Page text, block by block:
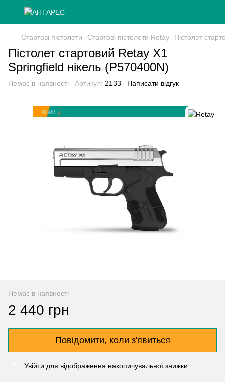
Стартові пістолети Стартові пістолети Retay Пістолет
Пістолет стартовий Retay X1
Springfield нікель (P570400N)
Немає в наявності Артикул: 2133 Написати відгук
Немає в наявності
2 440 грн
Повідомити, коли з'явиться
Увійти для відображення накопичувальної знижки